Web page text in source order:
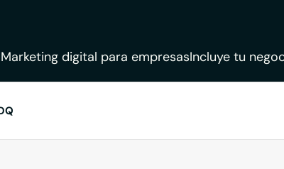
Marketing digital para empresasIncluye tu